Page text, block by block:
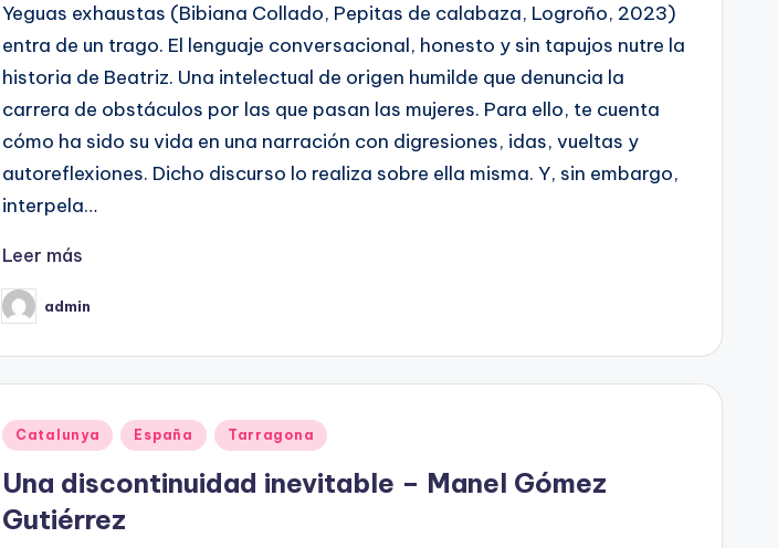
Yeguas exhaustas (Bibiana Collado, Pepitas de calabaza, Logroño, 2023)
entra de un trago. El lenguaje conversacional, honesto y sin tapujos nutre la
historia de Beatriz. Una intelectual de origen humilde que denuncia la
carrera de obstáculos por las que pasan las mujeres. Para ello, te cuenta
cómo ha sido su vida en una narración con digresiones, idas, vueltas y
autoreflexiones. Dicho discurso lo realiza sobre ella misma. Y, sin embargo,
interpela…
Leer más
Publicado
por
admin
Publicado
Catalunya España Tarragona
Una discontinuidad inevitable – Manel Gómez
Gutiérrez